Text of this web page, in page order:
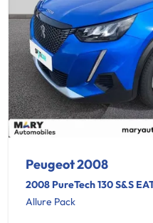
Peugeot 2008
2008 PureTech 130 S&S
Allure Pack